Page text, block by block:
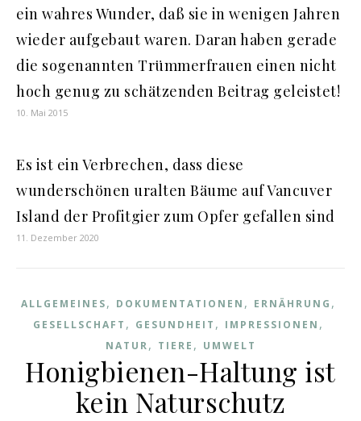
ein wahres Wunder, daß sie in wenigen Jahren
wieder aufgebaut waren. Daran haben gerade
die sogenannten Trümmerfrauen einen nicht
hoch genug zu schätzenden Beitrag geleistet!
10. Mai 2015
Es ist ein Verbrechen, dass diese
wunderschönen uralten Bäume auf Vancuver
Island der Profitgier zum Opfer gefallen sind
11. Dezember 2020
ALLGEMEINES, DOKUMENTATIONEN , ERNÄHRUNG ,
GESELLSCHAFT , GESUNDHEIT , IMPRESSIONEN ,
NATUR, TIERE , UMWELT
Honigbienen-Haltung ist
kein Naturschutz